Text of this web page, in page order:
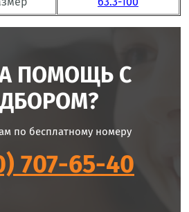
ПОМОЩЬ С
по бесплатному номеру
707-65-40